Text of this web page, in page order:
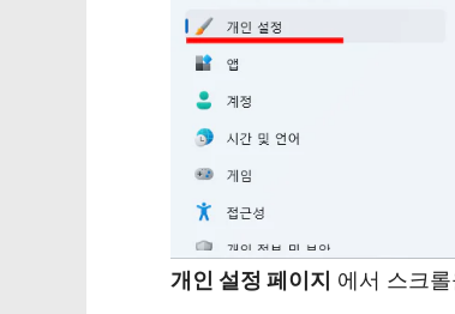
개인 설정 페이지 에서 스크